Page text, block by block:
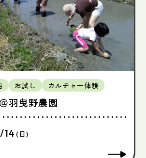
お試し カルチャー体験
羽曳野農園
14 (日)